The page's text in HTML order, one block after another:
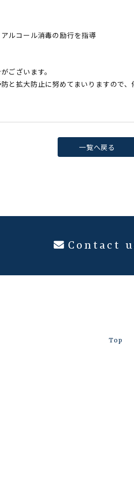
ルコール消毒の励行を指導
ございます。
と拡大防止に努めてまいりますので、
一覧へ戻る
Contact
Top